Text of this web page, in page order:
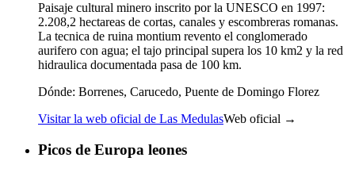
Paisaje cultural minero inscrito por la UNESCO en 1997:
2.208,2 hectareas de cortas, canales y escombreras romanas.
La tecnica de ruina montium revento el conglomerado
aurifero con agua; el tajo principal supera los 10 km2 y la red
hidraulica documentada pasa de 100 km.
Dónde: Borrenes, Carucedo, Puente de Domingo Florez
Visitar la web oficial de Las MedulasWeb oficial →
Picos de Europa leones